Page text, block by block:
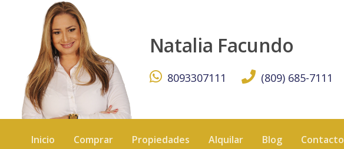
Natalia Facundo
8093307111 (809) 685-7111
Inicio Comprar Propiedades Alquilar Blog Contacto
Apartamento en Venta – Urb. Real - KW DOMINICANA